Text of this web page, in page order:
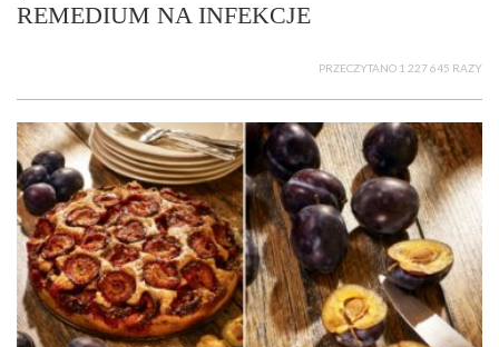
REMEDIUM NA INFEKCJE
PRZECZYTANO 1 227 645 RAZY